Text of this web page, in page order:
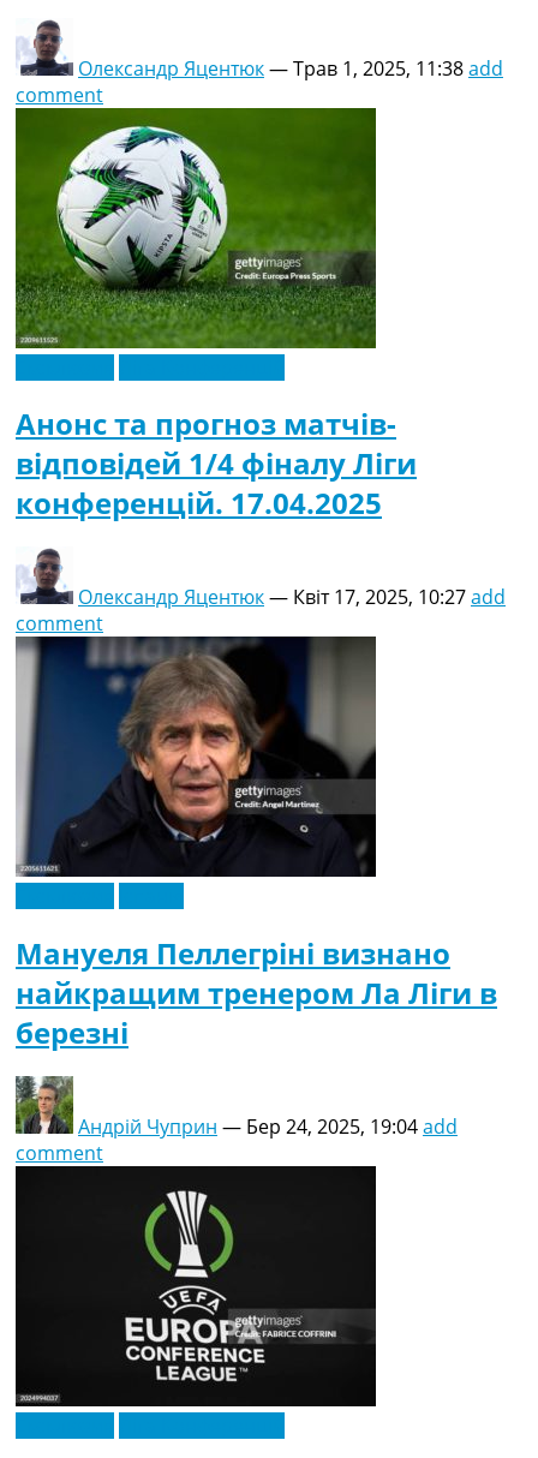
Олександр Яцентюк—Трав 1, 2025, 11:38add
comment
Анонс та прогноз матчів-
відповідей 1/4 фіналу Ліги
конференцій. 17.04.2025
Олександр Яцентюк— Квіт 17, 2025, 10:27add
comment
Мануеля Пеллегріні визнано
найкращим тренером Ла Ліги в
березні
Андрій Чуприн — Бер 24, 2025, 19:04add
comment